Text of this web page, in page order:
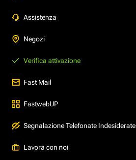
Assistenza
Negozi
Verifica attivazione
Fast Mail
FastwebUP
Segnalazione Telefonate Indesiderate
Lavora con noi